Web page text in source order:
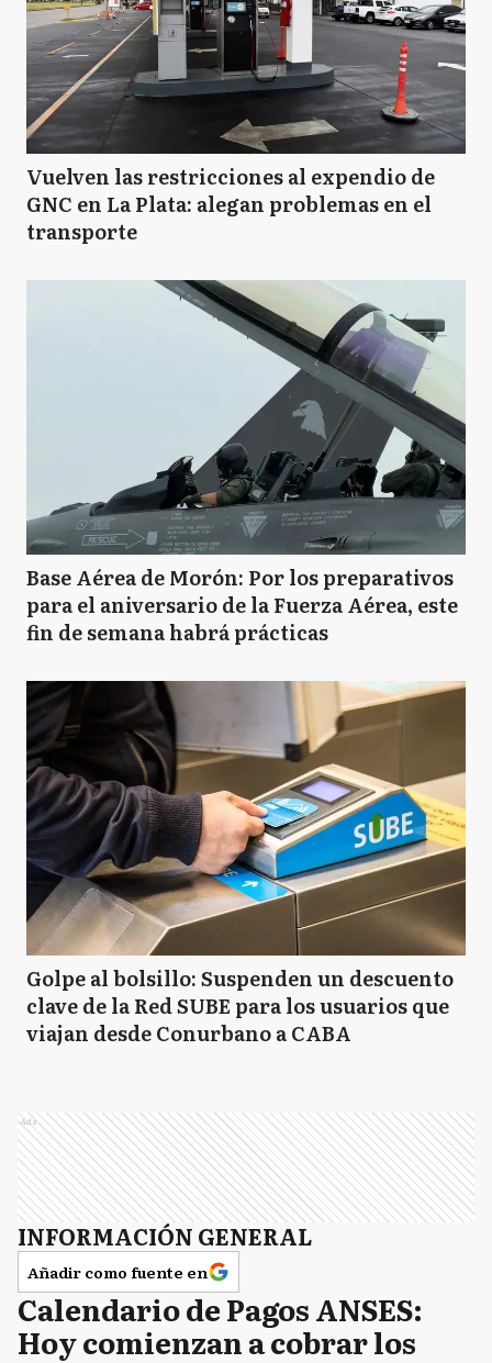
Vuelven las restricciones al expendio de
GNC en La Plata: alegan problemas en el
transporte
Base Aérea de Morón: Por los preparativos
para el aniversario de la Fuerza Aérea, este
fin de semana habrá prácticas
Golpe al bolsillo: Suspenden un descuento
clave de la Red SUBE para los usuarios que
viajan desde Conurbano a CABA
Ads
INFORMACIÓN GENERAL
Añadir como fuente en
Calendario de Pagos ANSES:
Hoy comienzan a cobrar los